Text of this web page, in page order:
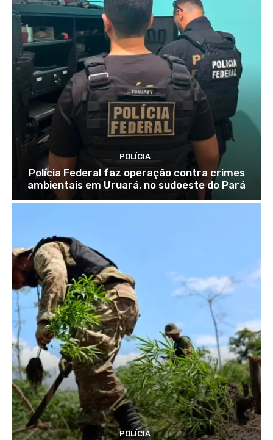
POLÍCIA
Polícia Federal faz operação contra crimes
ambientais em Uruará, no sudoeste do Pará
POLÍCIA